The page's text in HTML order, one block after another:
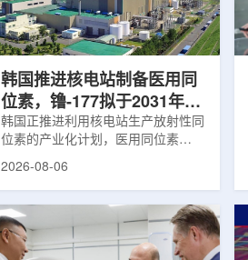
HyperSight、六自由度患者定位台
Dynamic Couch，以及表面引导放
射治疗系统IDENTIFY。亚洲大学医
韩国推进核电站制备医用同
位素，镥-177拟于2031年商
业化生产
韩国正推进利用核电站生产放射性同
位素的产业化计划，医用同位素
镥-177(Lu-177)被列为首个商业化目
产，后续还可能将产品范围扩大至
钴-60、氚-3和氦-3等同位素。Lu-
177是当前全球放射性药物市场中应
2026-08-06